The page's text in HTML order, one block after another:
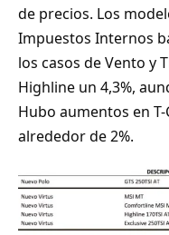
de precios. Los
Impuestos Internos
los casos de Vento y
Highline un 4,3%,
Hubo aumentos en
alrededor de 2%.